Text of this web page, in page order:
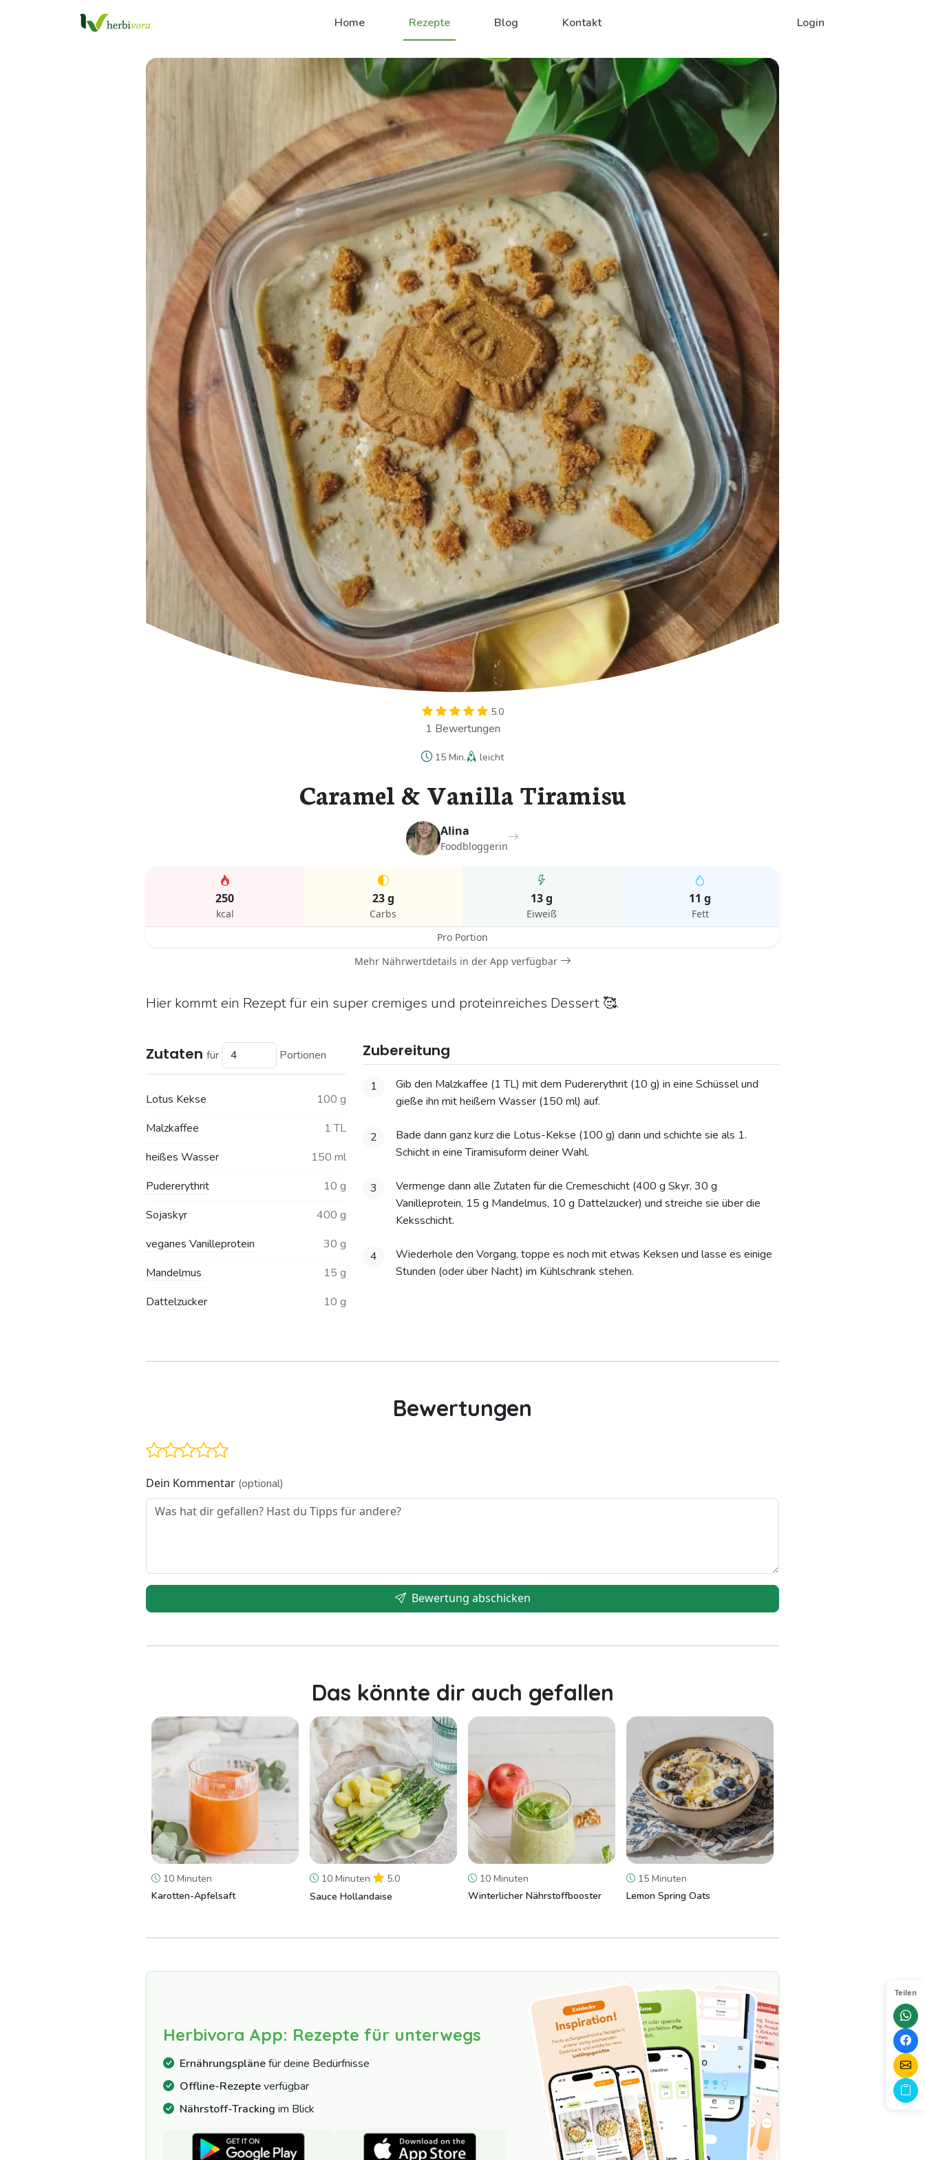
Home Rezepte Blog Kontakt Login
Teilen
5.0
1 Bewertungen
15 Min. leicht
Caramel & Vanilla Tiramisu
Alina
Foodbloggerin
250
kcal
23 g
Carbs
13 g
Eiweiß
11 g
Fett
Pro Portion
Mehr Nährwertdetails in der App verfügbar
Hier kommt ein Rezept für ein super cremiges und proteinreiches Dessert 🥰.
Zutaten für Portionen
Lotus Kekse
100 g
Malzkaffee
1 TL
heißes Wasser
150 ml
Pudererythrit
10 g
Sojaskyr
400 g
veganes Vanilleprotein
30 g
Mandelmus
15 g
Dattelzucker
10 g
Zubereitung
1
Gib den Malzkaffee (1 TL) mit dem Pudererythrit (10 g) in eine Schüssel und
gieße ihn mit heißem Wasser (150 ml) auf.
2
Bade dann ganz kurz die Lotus-Kekse (100 g) darin und schichte sie als 1.
Schicht in eine Tiramisuform deiner Wahl.
3
Vermenge dann alle Zutaten für die Cremeschicht (400 g Skyr, 30 g
Vanilleprotein, 15 g Mandelmus, 10 g Dattelzucker) und streiche sie über die
Keksschicht.
4
Wiederhole den Vorgang, toppe es noch mit etwas Keksen und lasse es einige
Stunden (oder über Nacht) im Kühlschrank stehen.
Bewertungen
Dein Kommentar (optional)
Bewertung abschicken
Das könnte dir auch gefallen
10 Minuten
Karotten-Apfelsaft
10 Minuten
5.0
Sauce Hollandaise
10 Minuten
Winterlicher Nährstoffbooster
15 Minuten
Lemon Spring Oats
Herbivora App: Rezepte für unterwegs
Ernährungsplänefür deine Bedürfnisse
Offline-Rezepteverfügbar
Nährstoff-Tracking im Blick